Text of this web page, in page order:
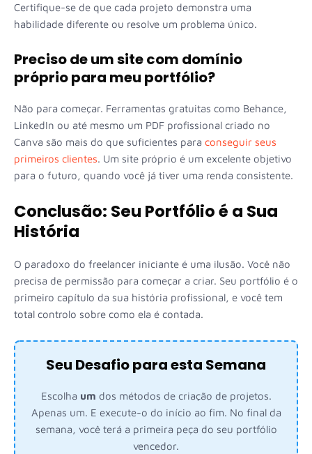
Certifique-se de que cada projeto demonstra uma
habilidade diferente ou resolve um problema único.
Preciso de um site com domínio
próprio para meu portfólio?
Não para começar. Ferramentas gratuitas como Behance,
LinkedIn ou até mesmo um PDF profissional criado no
Canva são mais do que suficientes para conseguir seus
primeiros clientes. Um site próprio é um excelente objetivo
para o futuro, quando você já tiver uma renda consistente.
Conclusão: Seu Portfólio é a Sua
História
O paradoxo do freelancer iniciante é uma ilusão. Você não
precisa de permissão para começar a criar. Seu portfólio é o
primeiro capítulo da sua história profissional, e você tem
total controlo sobre como ela é contada.
Seu Desafio para esta Semana
Escolha um dos métodos de criação de projetos.
Apenas um. E execute-o do início ao fim. No final da
semana, você terá a primeira peça do seu portfólio
vencedor.